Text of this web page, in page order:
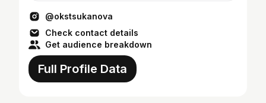
@okstsukanova
Check contact details
Get audience breakdown
Full Profile Data